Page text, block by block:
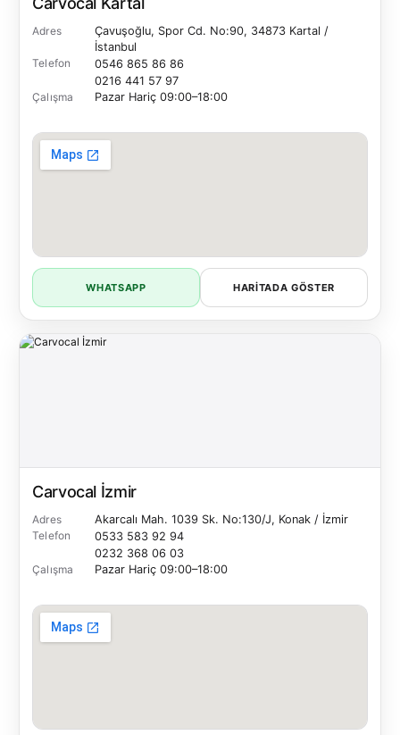
Adres
Çavuşoğlu, Spor Cd. No:90, 34873 Kartal /
İstanbul
Telefon
0546 865 86 86
0216 441 57 97
Çalışma
Pazar Hariç 09:00–18:00
WHATSAPP HARITADA GÖSTER
Carvocal İzmir
Adres
Akarcalı Mah. 1039 Sk. No:130/J, Konak / İzmir
Telefon
0533 583 92 94
0232 368 06 03
Çalışma
Pazar Hariç 09:00–18:00